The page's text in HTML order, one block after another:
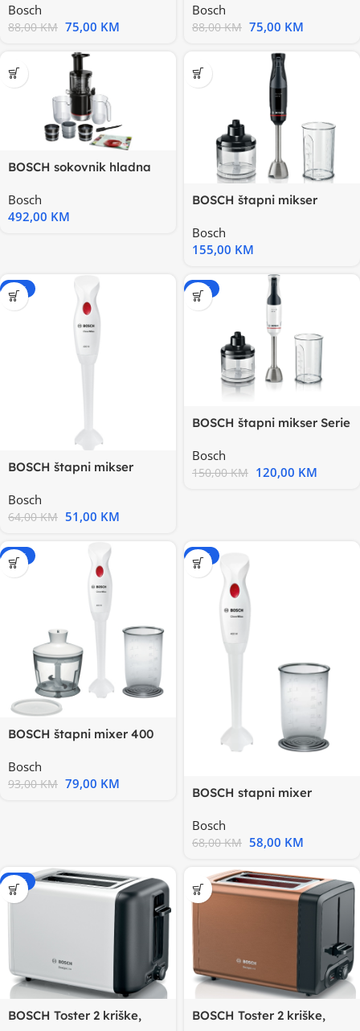
Bosch
88,00KM 75,00 KM
Bosch
88,00KM 75,00 KM
BOSCH sokovnik hladna
1000ml
Bosch
492,00 KM
BOSCH štapni mikser
pos
Bosch
155,00 KM
-20%
BOSCH štapni mikser
Bosch
64,00KM 51,00 KM
-20%
BOSCH štapni mikser Serie
Bosch
150,00KM 120,00 KM
-15%
BOSCH štapni mixer 400
Bosch
93,00KM 79,00 KM
-15%
BOSCH stapni mixer
400wM
Bosch
68,00KM 58,00 KM
-15%
BOSCH Toster 2 kriške,
BOSCH Toster 2 kriške,